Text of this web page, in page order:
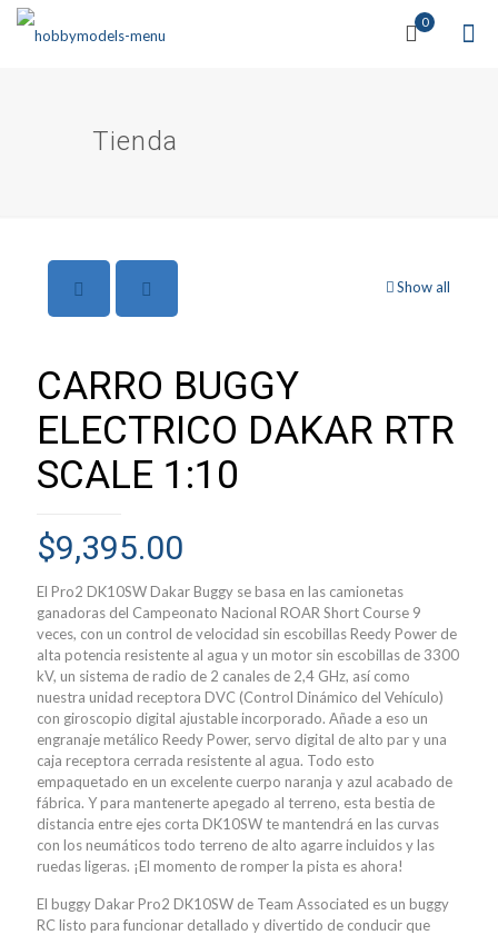
0
Tienda
Show all
CARRO BUGGY
ELECTRICO DAKAR RTR
SCALE 1:10
$9,395.00
El Pro2 DK10SW Dakar Buggy se basa en las camionetas
ganadoras del Campeonato Nacional ROAR Short Course 9
veces, con un control de velocidad sin escobillas Reedy Power de
alta potencia resistente al agua y un motor sin escobillas de 3300
kV, un sistema de radio de 2 canales de 2,4 GHz, así como
nuestra unidad receptora DVC (Control Dinámico del Vehículo)
con giroscopio digital ajustable incorporado. Añade a eso un
engranaje metálico Reedy Power, servo digital de alto par y una
caja receptora cerrada resistente al agua. Todo esto
empaquetado en un excelente cuerpo naranja y azul acabado de
fábrica. Y para mantenerte apegado al terreno, esta bestia de
distancia entre ejes corta DK10SW te mantendrá en las curvas
con los neumáticos todo terreno de alto agarre incluidos y las
ruedas ligeras. ¡El momento de romper la pista es ahora!
El buggy Dakar Pro2 DK10SW de Team Associated es un buggy
RC listo para funcionar detallado y divertido de conducir que